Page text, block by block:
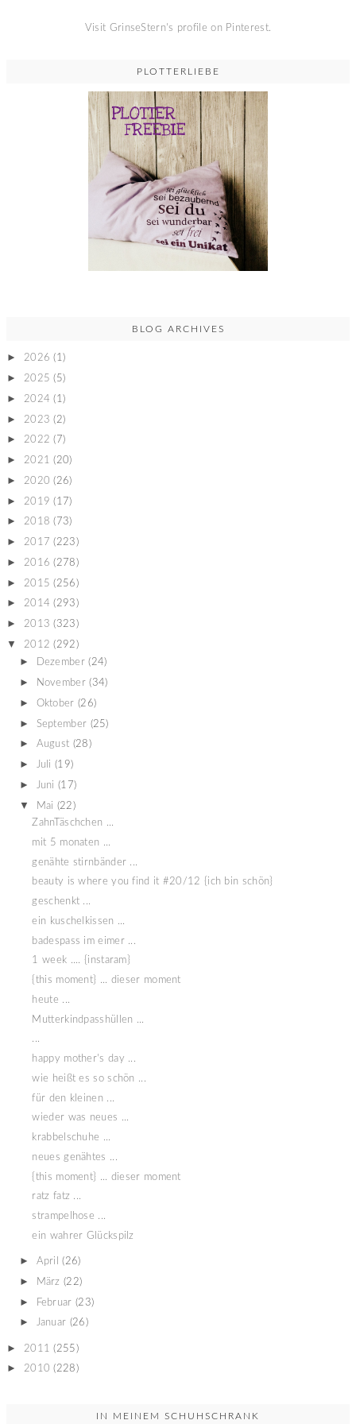
Visit GrinseStern's profile on Pinterest.
PLOTTERLIEBE
BLOG ARCHIVES
► 2026 (1)
► 2025 (5)
► 2024 (1)
► 2023 (2)
► 2022 (7)
► 2021 (20)
► 2020 (26)
► 2019 (17)
► 2018 (73)
► 2017 (223)
► 2016 (278)
► 2015 (256)
► 2014 (293)
► 2013 (323)
▼ 2012 (292)
► Dezember (24)
► November (34)
► Oktober (26)
► September (25)
► August (28)
► Juli (19)
► Juni (17)
▼ Mai (22)
ZahnTäschchen ...
mit 5 monaten ...
genähte stirnbänder ...
beauty is where you find it #20/12 {ich bin schön}
geschenkt ...
ein kuschelkissen ...
badespass im eimer ...
1 week .... {instaram}
{this moment} ... dieser moment
heute ...
Mutterkindpasshüllen ...
...
happy mother's day ...
wie heißt es so schön ...
für den kleinen ...
wieder was neues ...
krabbelschuhe ...
neues genähtes ...
{this moment} ... dieser moment
ratz fatz ...
strampelhose ...
ein wahrer Glückspilz
► April (26)
► März (22)
► Februar (23)
► Januar (26)
► 2011 (255)
► 2010 (228)
IN MEINEM SCHUHSCHRANK